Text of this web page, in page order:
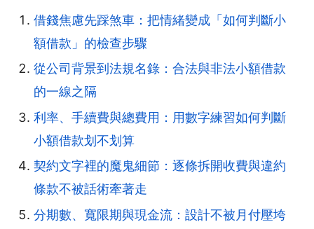
借錢焦慮先踩煞車：把情緒變成「如何判斷小
額借款」的檢查步驟
從公司背景到法規名錄：合法與非法小額借款
的一線之隔
利率、手續費與總費用：用數字練習如何判斷
小額借款划不划算
契約文字裡的魔鬼細節：逐條拆開收費與違約
條款不被話術牽著走
分期數、寬限期與現金流：設計不被月付壓垮